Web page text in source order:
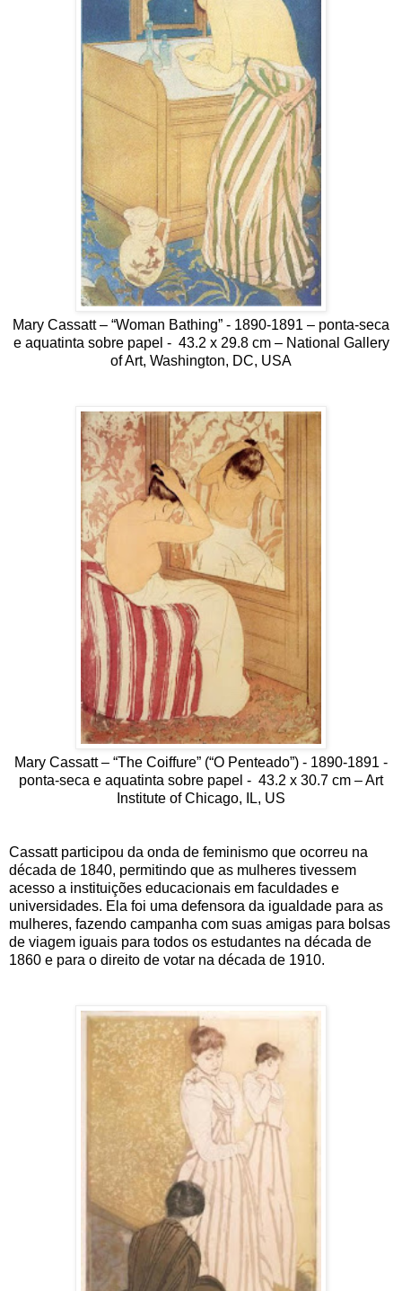
Mary Cassatt – “Woman Bathing” - 1890-1891 – ponta-seca
e aquatinta sobre papel - 43.2 x 29.8 cm – National Gallery
of Art, Washington, DC, USA
Mary Cassatt – “The Coiffure” (“O Penteado”) - 1890-1891 -
ponta-seca e aquatinta sobre papel - 43.2 x 30.7 cm – Art
Institute of Chicago, IL, US
Cassatt participou da onda de feminismo que ocorreu na
década de 1840, permitindo que as mulheres tivessem
acesso a instituições educacionais em faculdades e
universidades. Ela foi uma defensora da igualdade para as
mulheres, fazendo campanha com suas amigas para bolsas
de viagem iguais para todos os estudantes na década de
1860 e para o direito de votar na década de 1910.